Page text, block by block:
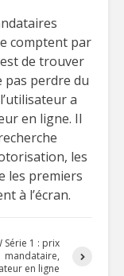
comptent par
de trouver
pas perdre du
a
en ligne. Il
les
les premiers
à l’écran.
Série 1 : prix
mandataire,
en ligne